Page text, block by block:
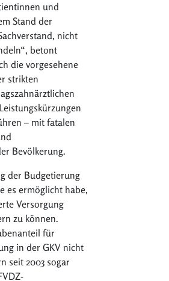
und
Stand der
nicht
betont
die vorgesehene
strikten
– mit fatalen
Bevölkerung.
der Budgetierung
es ermöglicht habe,
Versorgung
zu können.
für
in der GKV nicht
seit 2003 sogar